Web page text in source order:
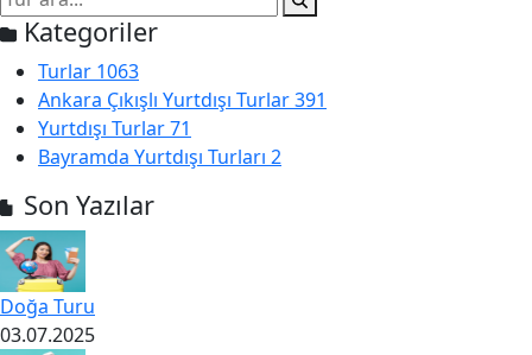
Kategoriler
Turlar 1063
Ankara Çıkışlı Yurtdışı Turlar391
Yurtdışı Turlar71
Bayramda Yurtdışı Turları 2
Son Yazılar
Doğa Turu
03.07.2025